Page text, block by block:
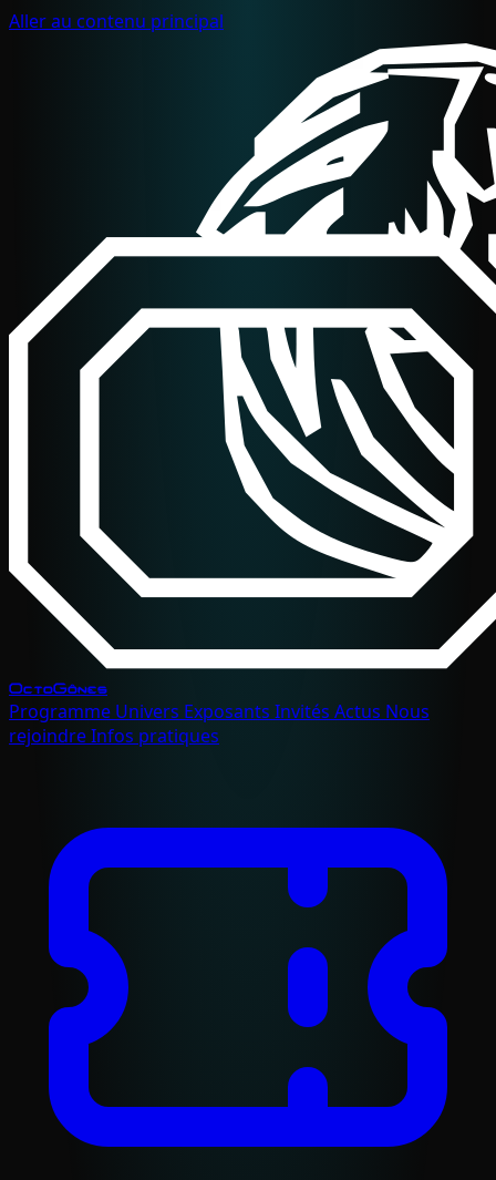
Aller au contenu principal
OctoGônes
Programme Univers Exposants Invités Actus Nous
rejoindreInfos pratiques